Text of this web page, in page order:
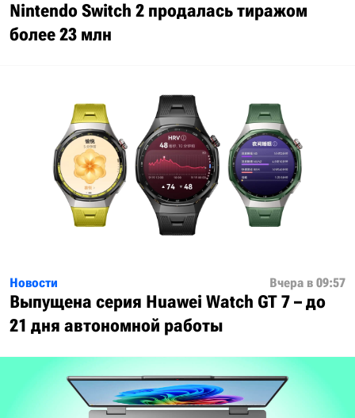
Nintendo Switch 2 продалась тиражом
более 23 млн
Новости Вчера в 09:57
Выпущена серия Huawei Watch GT 7 – до
21 дня автономной работы